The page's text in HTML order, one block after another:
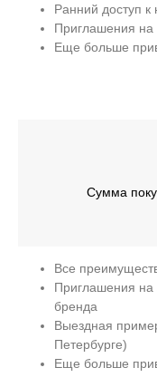
Ранний доступ
Приглашения на
Еще больше
Сумма
Все
Приглашения на
бренда
Выездная
Петербурге)
Еще больше